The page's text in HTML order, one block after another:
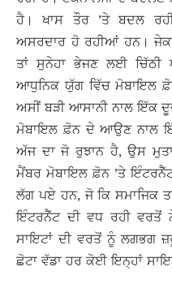
ਹੈ। ਖਾਸ ਤੌਰ ’ਤੇ ਬਦਲ
ਅਸਰਦਾਰ ਹੋ ਰਹੀਆਂ ਹਨ।
ਤਾਂ ਸੁਨੇਹਾ ਭੇਜਣ ਲਈ ਚਿੱਠੀ
ਆਧੁਨਿਕ ਯੁੱਗ ਵਿੱਚ ਮੋਬਾਇਲ
ਅਸੀਂ ਬੜੀ ਆਸਾਨੀ ਨਾਲ ਇੱਕ
ਮੋਬਾਇਲ ਫ਼ੋਨ ਦੇ ਆਉਣ ਨਾਲ
ਅੱਜ ਦਾ ਜੋ ਰੁਝਾਨ ਹੈ, ਉਸ
ਮੈਂਬਰ ਮੋਬਾਇਲ ਫ਼ੋਨ ’ਤੇ
ਲੱਗ ਪਏ ਹਨ, ਜੋ ਕਿ ਸਮਾਜਿਕ
ਇੰਟਰਨੈੱਟ ਦੀ ਵਧ ਰਹੀ
ਸਾਇਟਾਂ ਦੀ ਵਰਤੋਂ ਨੂੰ ਲਗਭਗ
ਛੋਟਾ ਵੱਡਾ ਹਰ ਕੋਈ ਇਨ੍ਹਾਂ